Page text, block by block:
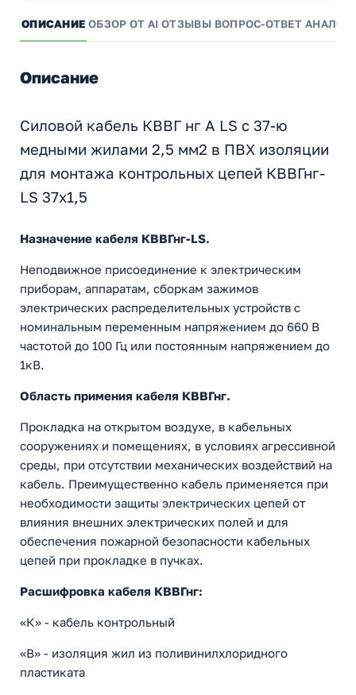
ОПИСАНИЕ ОБЗОР ОТ AI ОТЗЫВЫ ВОПРОС-ОТВЕТ
Описание
Силовой кабель КВВГ нг А LS с 37-ю
медными жилами 2,5 мм2 в ПВХ изоляции
для монтажа контрольных цепей КВВГнг-
LS 37х1,5
Назначение кабеля КВВГнг-LS.
Неподвижное присоединение к электрическим
приборам, аппаратам, сборкам зажимов
электрических распределительных устройств с
номинальным переменным напряжением до 660 В
частотой до 100 Гц или постоянным напряжением до
1кВ.
Область примения кабеля КВВГнг.
Прокладка на открытом воздухе, в кабельных
сооружениях и помещениях, в условиях агрессивной
среды, при отсутствии механических воздействий на
кабель. Преимущественно кабель применяется при
необходимости защиты электрических цепей от
влияния внешних электрических полей и для
обеспечения пожарной безопасности кабельных
цепей при прокладке в пучках.
Расшифровка кабеля КВВГнг:
«К» - кабель контрольный
«В» - изоляция жил из поливинилхлоридного
пластиката